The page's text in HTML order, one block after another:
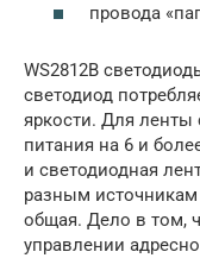
провода
WS2812B
светодиод
яркости. Для ленты
питания на 6 и
и светодиодная
разным
общая. Дело в том,
управлении